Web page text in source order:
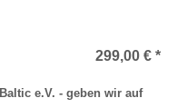
299,00 € *
e.V. - geben wir auf